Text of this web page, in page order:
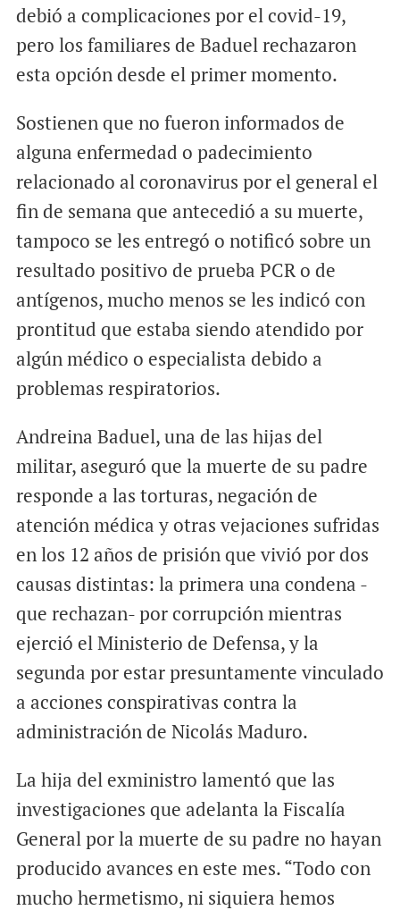
debió a complicaciones por el covid-19,
pero los familiares de Baduel rechazaron
esta opción desde el primer momento.
Sostienen que no fueron informados de
alguna enfermedad o padecimiento
relacionado al coronavirus por el general el
fin de semana que antecedió a su muerte,
tampoco se les entregó o notificó sobre un
resultado positivo de prueba PCR o de
antígenos, mucho menos se les indicó con
prontitud que estaba siendo atendido por
algún médico o especialista debido a
problemas respiratorios.
Andreina Baduel, una de las hijas del
militar, aseguró que la muerte de su padre
responde a las torturas, negación de
atención médica y otras vejaciones sufridas
en los 12 años de prisión que vivió por dos
causas distintas: la primera una condena -
que rechazan- por corrupción mientras
ejerció el Ministerio de Defensa, y la
segunda por estar presuntamente vinculado
a acciones conspirativas contra la
administración de Nicolás Maduro.
La hija del exministro lamentó que las
investigaciones que adelanta la Fiscalía
General por la muerte de su padre no hayan
producido avances en este mes. “Todo con
mucho hermetismo, ni siquiera hemos